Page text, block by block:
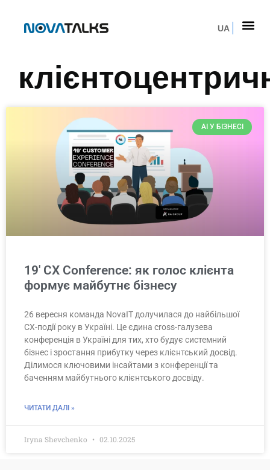
UA
AI У БІЗНЕСІ
19′ CX Conference: як голос клієнта
формує майбутнє бізнесу
26 вересня команда NovaIT долучилася до найбільшої
CX-події року в Україні. Це єдина cross-галузева
конференція в Україні для тих, хто будує системний
бізнес і зростання прибутку через клієнтський досвід.
Ділимося ключовими інсайтами з конференції та
баченням майбутнього клієнтського досвіду.
ЧИТАТИ ДАЛІ »
Iryna Shevchenko 02.10.2025